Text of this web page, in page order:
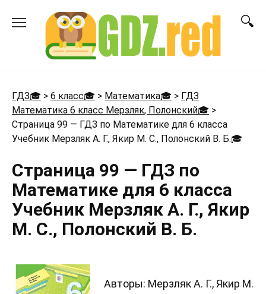
ГДЗ🎓 > 6 класс🎓 > Математика🎓 > ГДЗ
Математика 6 класс Мерзляк, Полонский🎓 >
Страница 99 — ГДЗ по Математике для 6 класса
Учебник Мерзляк А. Г., Якир М. С., Полонский В. Б.🎓
Страница 99 — ГДЗ по
Математике для 6 класса
Учебник Мерзляк А. Г., Якир
М. С., Полонский В. Б.
Авторы: Мерзляк А. Г., Якир М.